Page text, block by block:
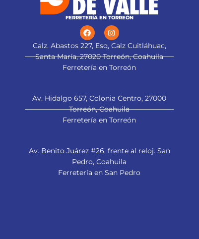
FERRETERÍA EN TORREÓN
Calz. Abastos 227, Esq, Calz Cuitláhuac,
Santa María, 27020 Torreón, Coahuila
Ferretería en Torreón
Av. Hidalgo 657, Colonia Centro, 27000
Torreón, Coahuila
Ferretería en Torreón
Av. Benito Juárez #26, frente al reloj. San
Pedro, Coahuila
Ferretería en San Pedro